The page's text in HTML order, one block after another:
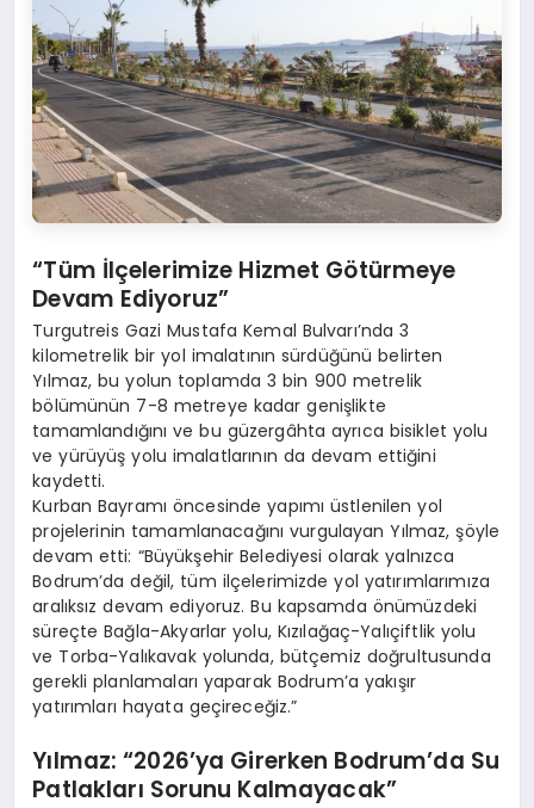
“Tüm İlçelerimize Hizmet Götürmeye
Devam Ediyoruz”
Turgutreis Gazi Mustafa Kemal Bulvarı’nda 3
kilometrelik bir yol imalatının sürdüğünü belirten
Yılmaz, bu yolun toplamda 3 bin 900 metrelik
bölümünün 7-8 metreye kadar genişlikte
tamamlandığını ve bu güzergâhta ayrıca bisiklet yolu
ve yürüyüş yolu imalatlarının da devam ettiğini
kaydetti.
Kurban Bayramı öncesinde yapımı üstlenilen yol
projelerinin tamamlanacağını vurgulayan Yılmaz, şöyle
devam etti: “Büyükşehir Belediyesi olarak yalnızca
Bodrum’da değil, tüm ilçelerimizde yol yatırımlarımıza
aralıksız devam ediyoruz. Bu kapsamda önümüzdeki
süreçte Bağla-Akyarlar yolu, Kızılağaç-Yalıçiftlik yolu
ve Torba-Yalıkavak yolunda, bütçemiz doğrultusunda
gerekli planlamaları yaparak Bodrum’a yakışır
yatırımları hayata geçireceğiz.”
Yılmaz: “2026’ya Girerken Bodrum’da Su
Patlakları Sorunu Kalmayacak”